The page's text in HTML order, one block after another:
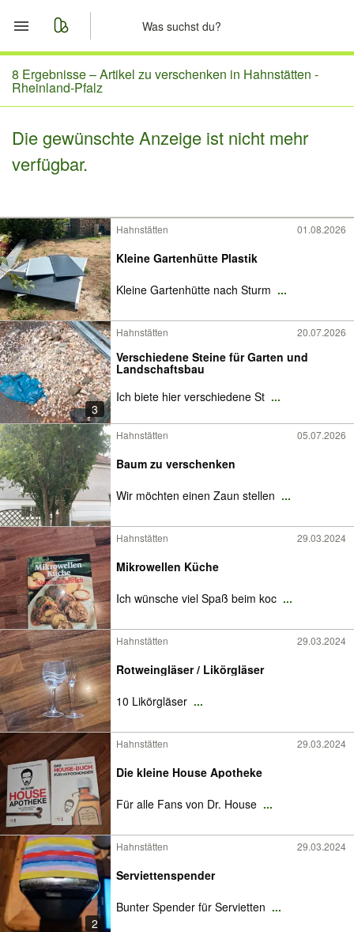
Start
Merkliste
Nachrichten
8 Ergebnisse –Artikel zu verschenken in Hahnstätten -
Rheinland-Pfalz
Die gewünschte Anzeige ist nicht mehr
verfügbar.
Hahnstätten 01.08.2026
Kleine Gartenhütte Plastik
Kleine Gartenhütte nach Sturm ...
3
Hahnstätten 20.07.2026
Verschiedene Steine für Garten und
Landschaftsbau
Ich biete hier verschiedene St ...
Hahnstätten 05.07.2026
Baum zu verschenken
Wir möchten einen Zaun stellen ...
Hahnstätten 29.03.2024
Mikrowellen Küche
Ich wünsche viel Spaß beim koc ...
Hahnstätten 29.03.2024
Rotweingläser / Likörgläser
10 Likörgläser ...
Hahnstätten 29.03.2024
Die kleine House Apotheke
Für alle Fans von Dr. House ...
2
Hahnstätten 29.03.2024
Serviettenspender
Bunter Spender für Servietten ...